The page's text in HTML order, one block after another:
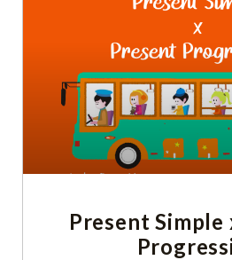
Present Simple